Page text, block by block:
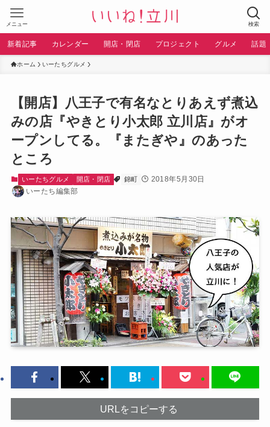
検索
メニュー
新着記事 カレンダー 開店・閉店 プロジェクト グルメ 話題
ホーム いーたちグルメ
【開店】八王子で有名なとりあえず煮込
みの店『やきとり小太郎 立川店』がオ
ープンしてる。『またぎや』のあった
ところ
いーたちグルメ 開店・閉店 錦町
2018年5月30日
いーたち編集部
URLをコピーする